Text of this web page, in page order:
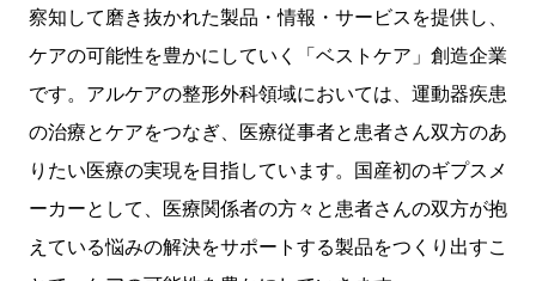
察知して磨き抜かれた製品・情報・サービスを提供し、
ケアの可能性を豊かにしていく「ベストケア」創造企業
です。アルケアの整形外科領域においては、運動器疾患
の治療とケアをつなぎ、医療従事者と患者さん双方のあ
りたい医療の実現を目指しています。国産初のギプスメ
ーカーとして、医療関係者の方々と患者さんの双方が抱
えている悩みの解決をサポートする製品をつくり出すこ